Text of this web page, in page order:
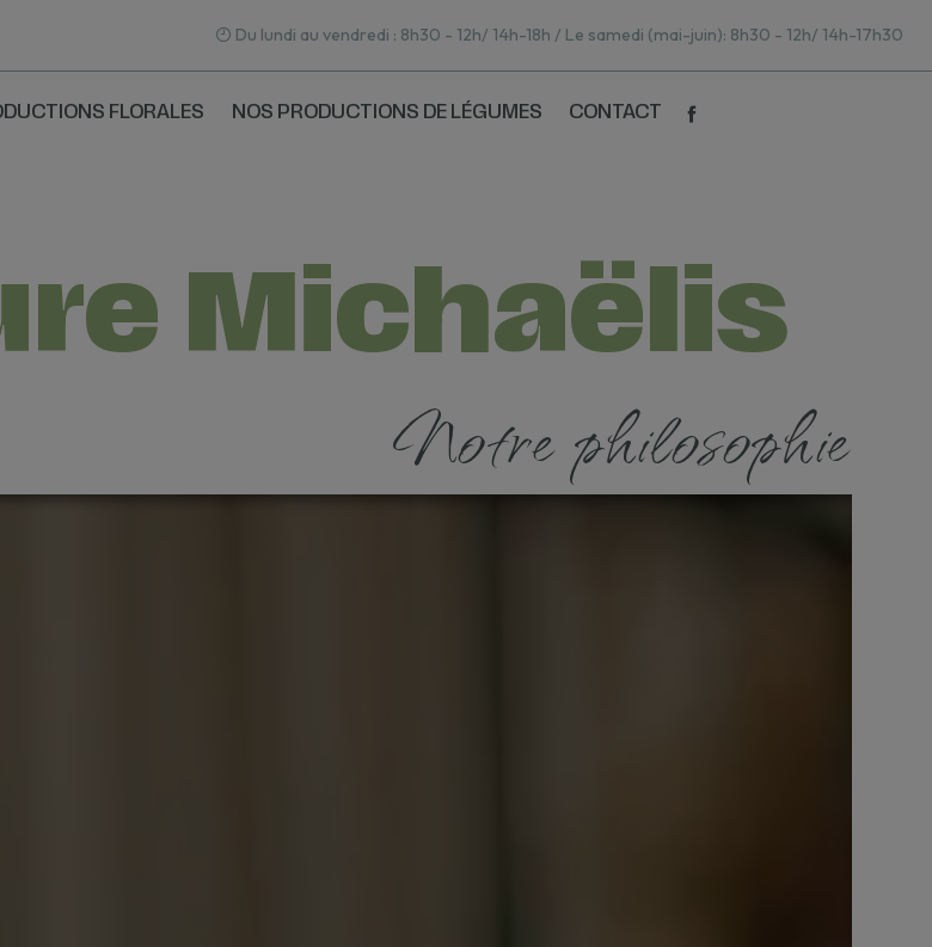
Du lundi au vendredi : 8h30 - 12h/ 14h-18h / Le samedi (mai-juin): 8h30 - 12h/ 14h-17h30
FLORALES NOS PRODUCTIONS DE LÉGUMES CONTACT
Michaëlis
Notre philosophie